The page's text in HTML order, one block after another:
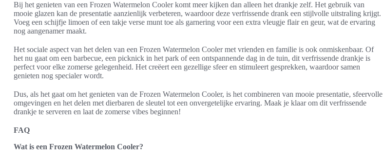
Bij het genieten van een Frozen Watermelon Cooler komt meer kijken dan alleen het drankje zelf. Het gebruik van
mooie glazen kan de presentatie aanzienlijk verbeteren, waardoor deze verfrissende drank een stijlvolle uitstraling krijgt.
Voeg een schijfje limoen of een takje verse munt toe als garnering voor een extra vleugje flair en geur, wat de ervaring
nog aangenamer maakt.
Het sociale aspect van het delen van een Frozen Watermelon Cooler met vrienden en familie is ook onmiskenbaar. Of
het nu gaat om een barbecue, een picknick in het park of een ontspannende dag in de tuin, dit verfrissende drankje is
perfect voor elke zomerse gelegenheid. Het creëert een gezellige sfeer en stimuleert gesprekken, waardoor samen
genieten nog specialer wordt.
Dus, als het gaat om het genieten van de Frozen Watermelon Cooler, is het combineren van mooie presentatie, sfeervolle
omgevingen en het delen met dierbaren de sleutel tot een onvergetelijke ervaring. Maak je klaar om dit verfrissende
drankje te serveren en laat de zomerse vibes beginnen!
FAQ
Wat is een Frozen Watermelon Cooler?